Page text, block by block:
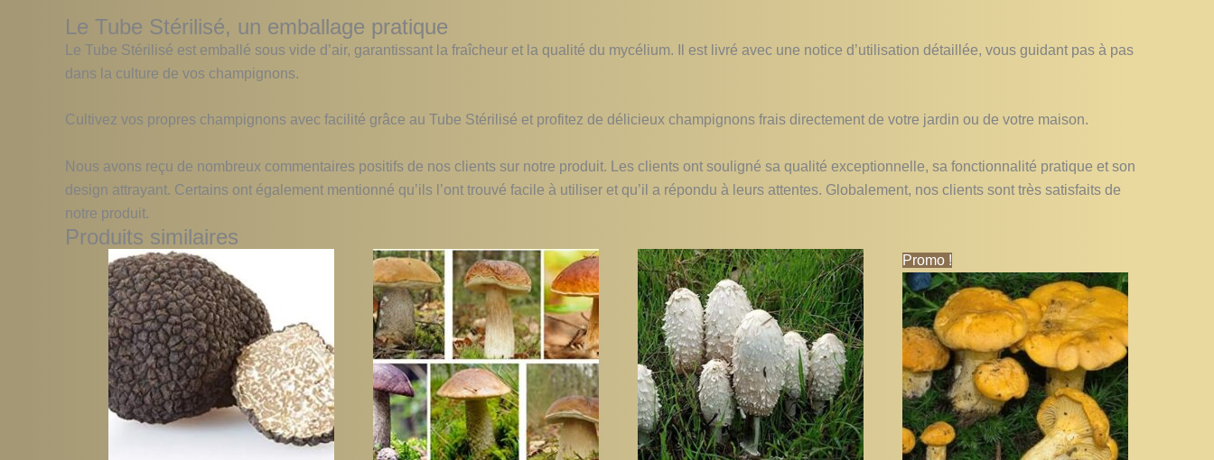
Le Tube Stérilisé, un emballage pratique
Le Tube Stérilisé est emballé sous vide d’air, garantissant la fraîcheur et la qualité du mycélium. Il est livré avec une notice d’utilisation détaillée, vous guidant pas à pas
dans la culture de vos champignons.
Cultivez vos propres champignons avec facilité grâce au Tube Stérilisé et profitez de délicieux champignons frais directement de votre jardin ou de votre maison.
Nous avons reçu de nombreux commentaires positifs de nos clients sur notre produit. Les clients ont souligné sa qualité exceptionnelle, sa fonctionnalité pratique et son
design attrayant. Certains ont également mentionné qu’ils l’ont trouvé facile à utiliser et qu’il a répondu à leurs attentes. Globalement, nos clients sont très satisfaits de
notre produit.
Produits similaires
Promo !
Le
prix
initial
était :
10,96€.
prix
actuel
est :
10,60€.